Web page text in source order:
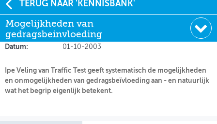
NIEUWS
BIJEENKOMSTEN
KENNISBANK
OVER FIETSBERAAD
TERUG NAAR 'KENNISBANK'
Mogelijkheden van
gedragsbeinvloeding
Soort:
Artikelen Fietsverkeer
Auteur:
Ipe Veling
Uitgever:
Fietsverkeer
Datum:
01-10-2003
Ipe Veling van Traffic Test geeft systematisch de mogelijkheden
en onmogelijkheden van gedragsbeïvloeding aan - en natuurlijk
wat het begrip eigenlijk betekent.